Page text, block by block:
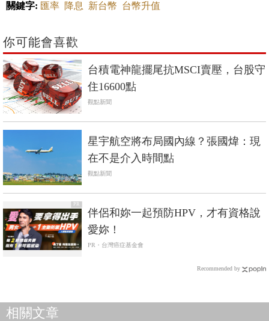
關鍵字: 匯率 降息 新台幣 台幣升值
你可能會喜歡
台積電神龍擺尾抗MSCI賣壓，台股守
住16600點
觀點新聞
星宇航空將布局國內線？張國煒：現
在不是介入時間點
觀點新聞
PR
伴侶和妳一起預防HPV，才有資格說
愛妳！
PR・台灣癌症基金會
Recommended by
相關文章